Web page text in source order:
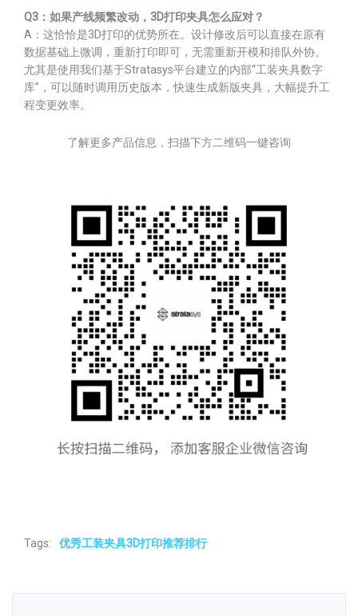
Q3：如果产线频繁改动，3D打印夹具怎么应对？
A：这恰恰是3D打印的优势所在。设计修改后可以直接在原有
数据基础上微调，重新打印即可，无需重新开模和排队外协。
尤其是使用我们基于Stratasys平台建立的内部“工装夹具数字
库”，可以随时调用历史版本，快速生成新版夹具，大幅提升工
程变更效率。
了解更多产品信息，扫描下方二维码一键咨询
Tags: 优秀工装夹具3D打印推荐排行